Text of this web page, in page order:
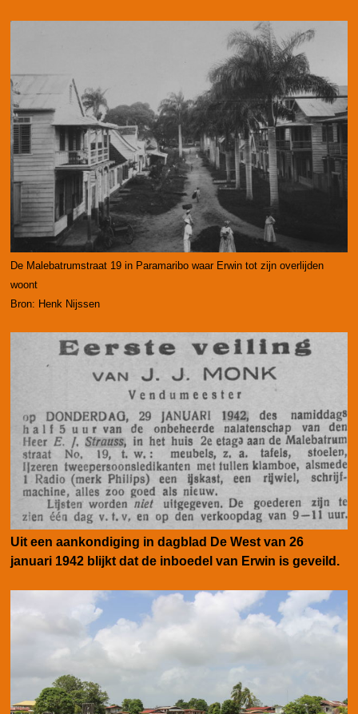
De Malebatrumstraat 19 in Paramaribo waar Erwin tot zijn overlijden
woont
Bron: Henk Nijssen
Uit een aankondiging in dagblad De West van 26
januari 1942 blijkt dat de inboedel van Erwin is geveild.